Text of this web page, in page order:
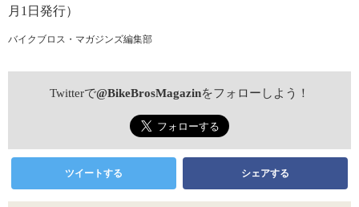
月1日発行）
バイクブロス・マガジンズ編集部
Twitterで@BikeBrosMagazinをフォローしよう！
ツイートする シェアする